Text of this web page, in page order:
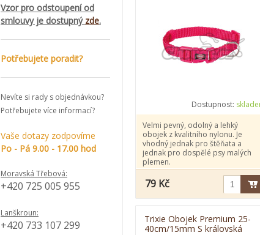
Vzor pro odstoupení od
smlouvy je dostupný zde.
Potřebujete poradit?
Nevíte si rady s objednávkou?
Potřebujete více informací?
Vaše dotazy zodpovíme
Po - Pá 9.00 - 17.00 hod
Moravská Třebová:
+420 725 005 955
Lanškroun:
+420 733 107 299
Dostupnost:
Velmi pevný, odolný a lehký
obojek z kvalitního nylonu. Je
vhodný jednak pro štěňata a
jednak pro dospělé psy malých
plemen.
79 Kč
Trixie Obojek Premium 25-
40cm/15mm S královská